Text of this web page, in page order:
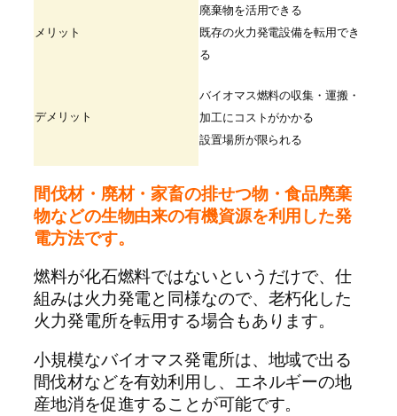
メリット
廃棄物を活用できる
既存の火力発電設備を転用でき
る
デメリット
バイオマス燃料の収集・運搬・
加工にコストがかかる
設置場所が限られる
間伐材・廃材・家畜の排せつ物・食品廃棄
物などの生物由来の有機資源を利用した発
電方法です。
燃料が化石燃料ではないというだけで、仕
組みは火力発電と同様なので、老朽化した
火力発電所を転用する場合もあります。
小規模なバイオマス発電所は、地域で出る
間伐材などを有効利用し、エネルギーの地
産地消を促進することが可能です。